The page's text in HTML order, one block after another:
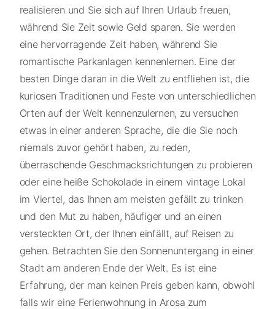
realisieren und Sie sich auf Ihren Urlaub freuen,
während Sie Zeit sowie Geld sparen. Sie werden
eine hervorragende Zeit haben, während Sie
romantische Parkanlagen kennenlernen. Eine der
besten Dinge daran in die Welt zu entfliehen ist, die
kuriosen Traditionen und Feste von unterschiedlichen
Orten auf der Welt kennenzulernen, zu versuchen
etwas in einer anderen Sprache, die die Sie noch
niemals zuvor gehört haben, zu reden,
überraschende Geschmacksrichtungen zu probieren
oder eine heiße Schokolade in einem vintage Lokal
im Viertel, das Ihnen am meisten gefällt zu trinken
und den Mut zu haben, häufiger und an einen
versteckten Ort, der Ihnen einfällt, auf Reisen zu
gehen. Betrachten Sie den Sonnenuntergang in einer
Stadt am anderen Ende der Welt. Es ist eine
Erfahrung, der man keinen Preis geben kann, obwohl
falls wir eine Ferienwohnung in Arosa zum